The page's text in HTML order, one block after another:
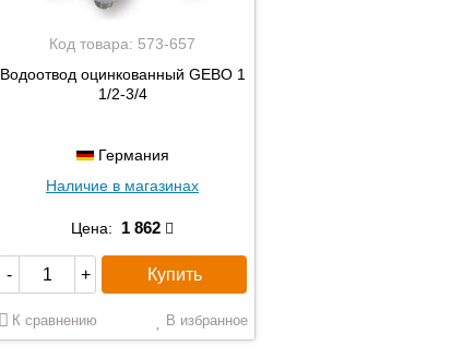
Код товара: 573-657
Водоотвод оцинкованный GEBO 1
1/2-3/4
Германия
Наличие в магазинах
Цена: 1 862
- + Купить
К сравнению В избранное